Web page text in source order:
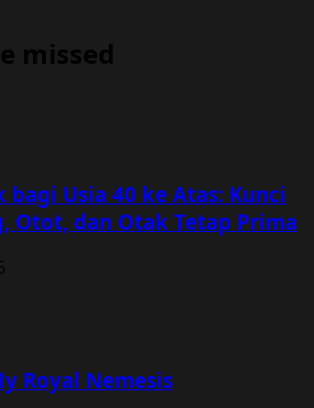
missed
bagi Usia 40 ke Atas: Kunci
Otot, dan Otak Tetap Prima
Royal Nemesis